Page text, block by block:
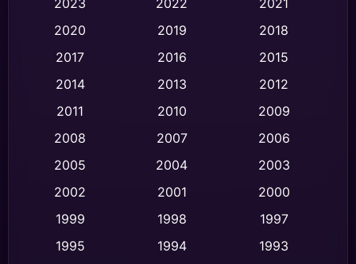
Classic หนังคลาสสิก (47)
Comedy ตลก (454)
Crime อาชญากรรม (532)
Cult Film
Dance เต้น (10)
2020
2019
2018
2017
2016
2015
2014
2013
2012
2011
2010
2009
2008
2007
2006
2005
2004
2003
2002
2001
2000
1999
1998
1997
1995
1994
1993